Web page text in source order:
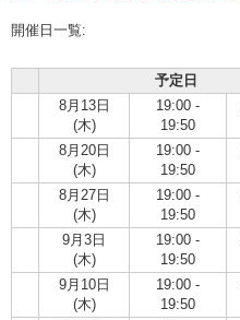
開催日一覧:
予定日
8月13日
(木)
19:00 -
19:50
8月20日
(木)
19:00 -
19:50
8月27日
(木)
19:00 -
19:50
9月3日
(木)
19:00 -
19:50
9月10日
(木)
19:00 -
19:50